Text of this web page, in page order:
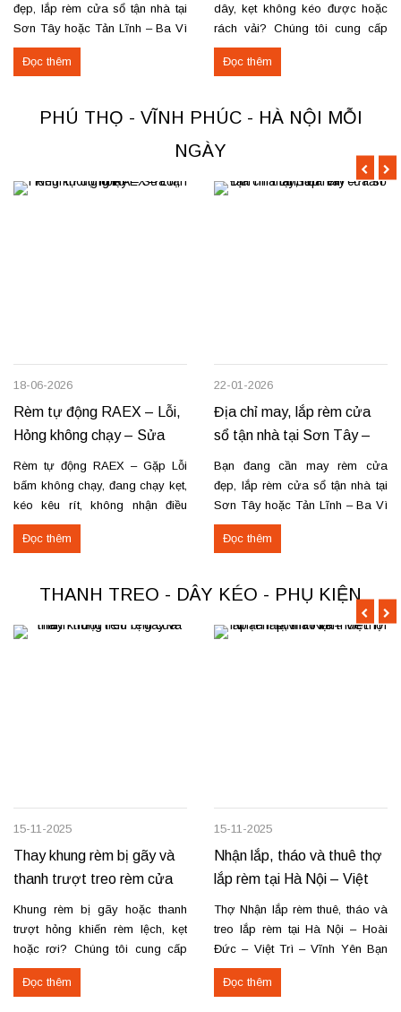
đẹp, lắp rèm cửa sổ tận nhà tại
Sơn Tây hoặc Tản Lĩnh – Ba Vì
với giá hợp lý? Chúng tôi
chuyên may rèm theo yêu cầu,
tiến độ. Thực tế, chúng tôi vừa
hoàn thiện thi công rèm...
Đọc thêm
dây, kẹt không kéo được hoặc
rách vải? Chúng tôi cung cấp
dịch vụ sửa rèm cầu vồng tận
nơi, đảm bảo rèm hoạt động trơn
cấu kéo để rèm mở – đóng êm
Thay dây...
Đọc thêm
PHÚ THỌ - VĨNH PHÚC - HÀ NỘI MỖI
NGÀY
18-06-2026
Rèm tự động RAEX – Lỗi,
Hỏng không chạy – Sửa
tận nơi
Rèm tự động RAEX – Gặp Lỗi
bấm không chạy, đang chạy kẹt,
kéo kêu rít, không nhận điều
khiển… Nhận thay mới động cơ,
sửa chữa rèm tự động raex và
Đọc thêm
22-01-2026
Địa chỉ may, lắp rèm cửa
sổ tận nhà tại Sơn Tây –
Tản Lĩnh Ba Vì
Bạn đang cần may rèm cửa
đẹp, lắp rèm cửa sổ tận nhà tại
Sơn Tây hoặc Tản Lĩnh – Ba Vì
với giá hợp lý? Chúng tôi
chuyên may rèm theo yêu cầu,
tiến độ. Thực tế, chúng tôi vừa
hoàn thiện thi công rèm...
Đọc thêm
THANH TREO - DÂY KÉO - PHỤ KIỆN
15-11-2025
Thay khung rèm bị gãy và
thanh trượt treo rèm cửa
Khung rèm bị gãy hoặc thanh
trượt hỏng khiến rèm lệch, kẹt
hoặc rơi? Chúng tôi cung cấp
dịch vụ thay khung và thanh
trượt rèm tận nơi, đảm bảo rèm
Đọc thêm
15-11-2025
Nhận lắp, tháo và thuê thợ
lắp rèm tại Hà Nội – Việt
Trì – Vĩnh Yên
Thợ Nhận lắp rèm thuê, tháo và
treo lắp rèm tại Hà Nội – Hoài
Đức – Việt Trì – Vĩnh Yên Bạn
cần lắp rèm bị rơi, tháo rèm cũ
hoặc thuê thợ lắp rèm tại Hoài
Đọc thêm